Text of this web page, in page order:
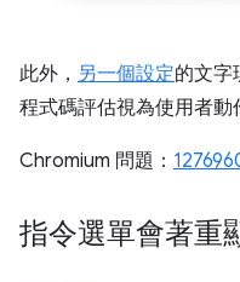
此外， 另一個設定的文字
程式碼評估視為使用者動
Chromium 問題：
指令選單會著重